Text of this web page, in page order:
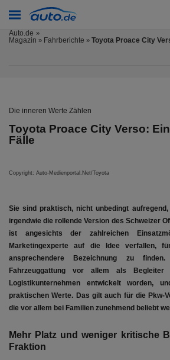
Auto.de
Magazin » Fahrberichte » Toyota Proace City
Die inneren Werte Zählen
Toyota Proace City Verso:
Fälle
Copyright: Auto-Medienportal.Net/Toyota
Sie sind praktisch, nicht unbedingt
irgendwie die rollende Version des Schweizer
ist angesichts der zahlreichen
Marketingexperte auf die Idee verfallen,
ansprechendere Bezeichnung zu
Fahrzeuggattung vor allem als Begleiter
Logistikunternehmen entwickelt worden,
praktischen Werte. Das gilt auch für die Pkw-
die vor allem bei Familien zunehmend beliebt
Mehr Platz und weniger kritische
Fraktion